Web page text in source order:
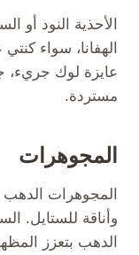
الأحذية النود أو
الهفانا، سواء
عايزة لوك جريء،
مستردة.
المجوهرات
المجوهرات
وأناقة للستايل.
الدهب بتعزز